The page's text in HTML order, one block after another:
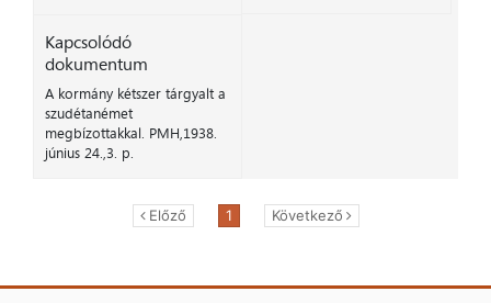
Kapcsolódó
dokumentum
A kormány kétszer tárgyalt a
szudétanémet
megbízottakkal. PMH,1938.
június 24.,3. p.
Előző 1 Következő